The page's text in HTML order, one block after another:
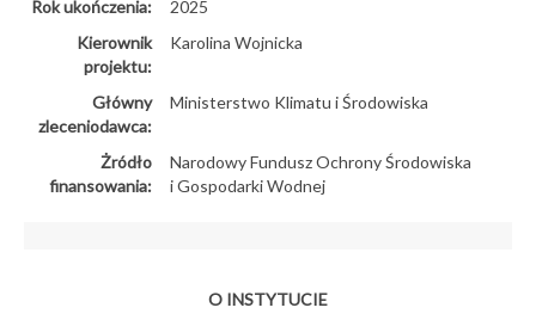
Rok ukończenia:
2025
Kierownik
projektu:
Karolina Wojnicka
Główny
zleceniodawca:
Ministerstwo Klimatu i Środowiska
Żródło
finansowania:
Narodowy Fundusz Ochrony Środowiska
i Gospodarki Wodnej
O INSTYTUCIE